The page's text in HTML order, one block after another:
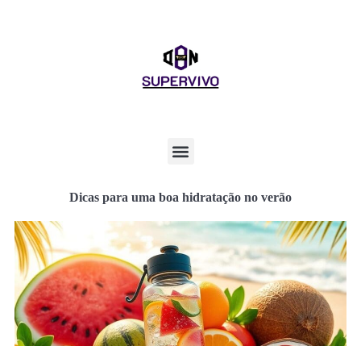
Dicas para uma boa hidratação no verão